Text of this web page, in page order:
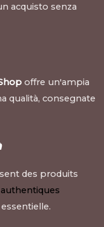
acquisto senza
offre un'ampia
qualità, consegnate
des produits
authentiques